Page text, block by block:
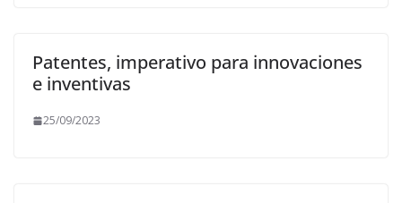
Patentes, imperativo para innovaciones
e inventivas
25/09/2023